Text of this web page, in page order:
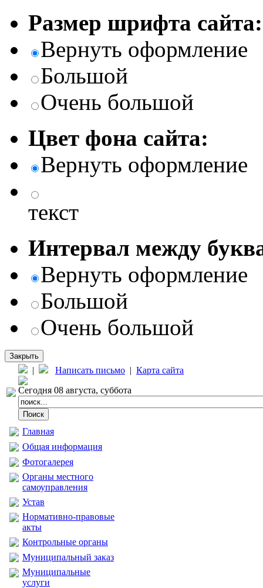
Размер шрифта сайта:
Вернуть оформление
Большой
Очень большой
Цвет фона сайта:
Вернуть оформление
текст
Интервал между
Вернуть оформление
Большой
Очень большой
Закрыть
| Написать письмо | Карта сайта
Сегодня 08 августа, суббота
Главная
Общая информация
Фотогалерея
Органы местного
самоуправления
Устав
Нормативно-правовые
акты
Контрольные органы
Муниципальный заказ
Муниципальные
услуги